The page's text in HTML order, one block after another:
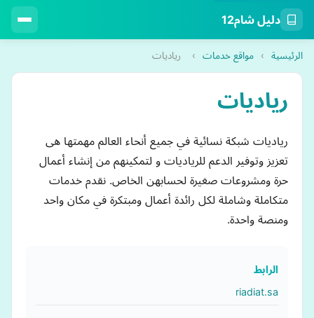
دليل شام12
الرئيسية › مواقع خدمات › رياديات
رياديات
رياديات شبكة نسائية في جميع أنحاء العالم مهمتها هى
تعزيز وتوفير الدعم للرياديات و لتمكينهم من إنشاء أعمال
حرة ومشروعات صغيرة لحسابهن الخاص. نقدم خدمات
متكاملة وشاملة لكل رائدة أعمال ومبتكرة في مكان واحد
ومنصة واحدة.
الرابط
riadiat.sa